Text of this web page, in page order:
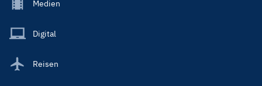
Footer
Main
Medien
Digital
Reisen